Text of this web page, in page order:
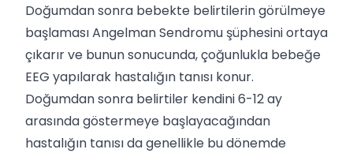
Doğumdan sonra bebekte belirtilerin görülmeye
başlaması Angelman Sendromu şüphesini ortaya
çıkarır ve bunun sonucunda, çoğunlukla bebeğe
EEG yapılarak hastalığın tanısı konur.
Doğumdan sonra belirtiler kendini 6-12 ay
arasında göstermeye başlayacağından
hastalığın tanısı da genellikle bu dönemde